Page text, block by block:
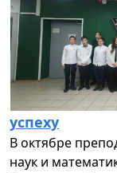
успеху
В октябре
наук и